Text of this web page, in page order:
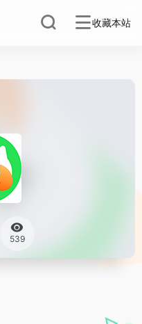
收藏本站
539